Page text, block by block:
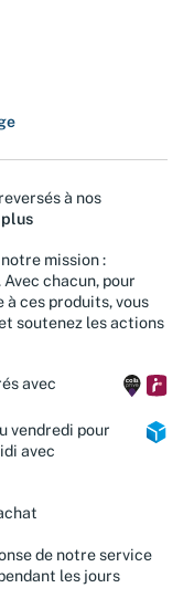
à nos
mission :
chacun, pour
ces produits, vous
soutenez les actions
avec
vendredi pour
avec
de notre service
les jours